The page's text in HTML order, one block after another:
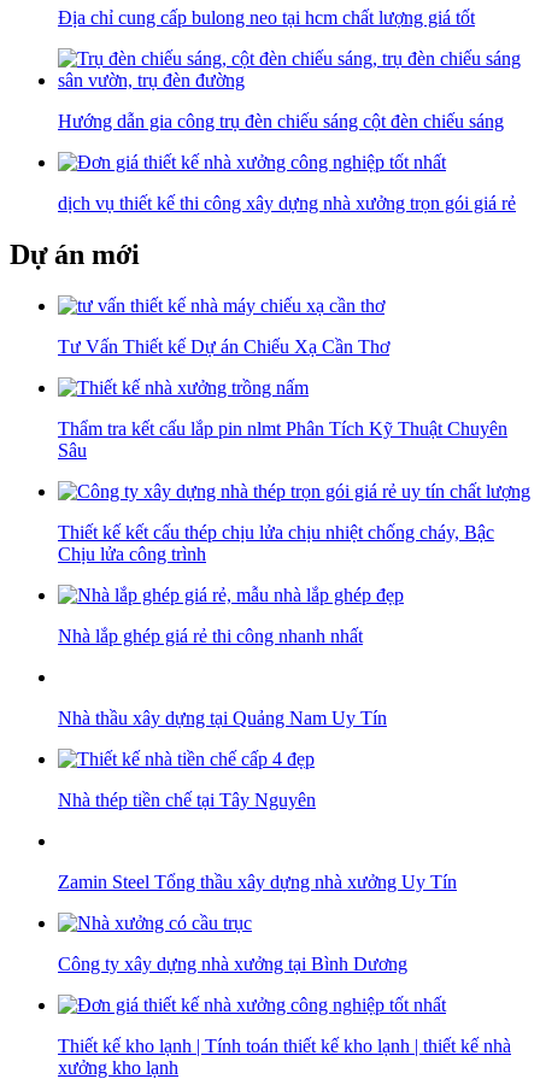
Địa chỉ cung cấp bulong neo tại hcm chất lượng giá tốt
Hướng dẫn gia công trụ đèn chiếu sáng cột đèn chiếu sáng
dịch vụ thiết kế thi công xây dựng nhà xưởng trọn gói giá rẻ
Dự án mới
Tư Vấn Thiết kế Dự án Chiếu Xạ Cần Thơ
Thẩm tra kết cấu lắp pin nlmt Phân Tích Kỹ Thuật Chuyên
Sâu
Thiết kế kết cấu thép chịu lửa chịu nhiệt chống cháy, Bậc
Chịu lửa công trình
Nhà lắp ghép giá rẻ thi công nhanh nhất
Nhà thầu xây dựng tại Quảng Nam Uy Tín
Nhà thép tiền chế tại Tây Nguyên
Zamin Steel Tổng thầu xây dựng nhà xưởng Uy Tín
Công ty xây dựng nhà xưởng tại Bình Dương
Thiết kế kho lạnh | Tính toán thiết kế kho lạnh | thiết kế nhà
xưởng kho lạnh